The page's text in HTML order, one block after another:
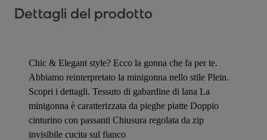
Dettagli del prodotto
Chic & Elegant style? Ecco la gonna che fa per te.
Abbiamo reinterpretato la minigonna nello stile Plein.
Scopri i dettagli. Tessuto di gabardine di lana La
minigonna è caratterizzata da pieghe piatte Doppio
cinturino con passanti Chiusura regolata da zip
invisibile cucita sul fianco